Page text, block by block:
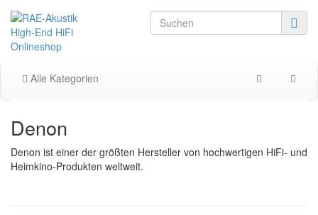
Alle Kategorien
Denon
Denon ist einer der größten Hersteller von hochwertigen HiFi- und
Heimkino-Produkten weltweit.